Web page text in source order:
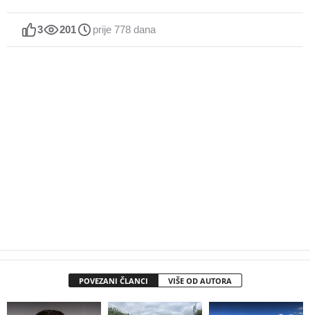
3 201 prije 778 dana
POVEZANI ČLANCI VIŠE OD AUTORA